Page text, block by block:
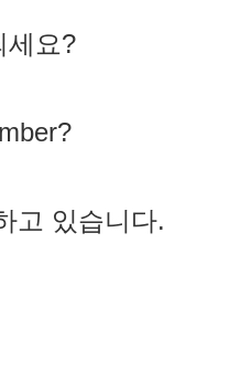
세요?
고 있습니다.